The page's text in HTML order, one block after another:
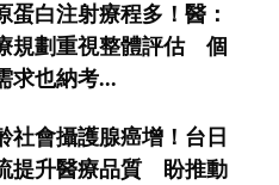
蛋白注射療程多！醫：
規劃重視整體評估 個
求也納考...
社會攝護腺癌增！台日
提升醫療品質 盼推動